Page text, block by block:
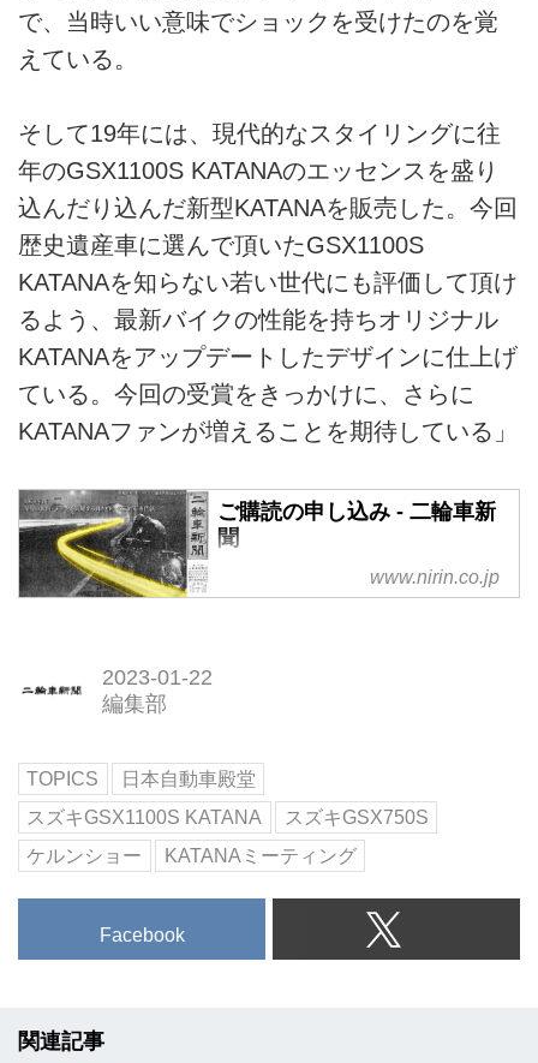
で、当時いい意味でショックを受けたのを覚
えている。
そして19年には、現代的なスタイリングに往
年のGSX1100S KATANAのエッセンスを盛り
込んだり込んだ新型KATANAを販売した。今回
歴史遺産車に選んで頂いたGSX1100S
KATANAを知らない若い世代にも評価して頂け
るよう、最新バイクの性能を持ちオリジナル
KATANAをアップデートしたデザインに仕上げ
ている。今回の受賞をきっかけに、さらに
KATANAファンが増えることを期待している」
ご購読の申し込み - 二輪車新
聞
www.nirin.co.jp
2023-01-22
編集部
TOPICS
日本自動車殿堂
スズキGSX1100S KATANA
スズキGSX750S
ケルンショー
KATANAミーティング
Facebook
関連記事